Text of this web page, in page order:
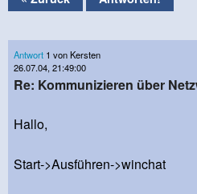
Antwort 1 von Kersten
26.07.04, 21:49:00
Re: Kommunizieren über
Hallo,
Start->Ausführen->winchat